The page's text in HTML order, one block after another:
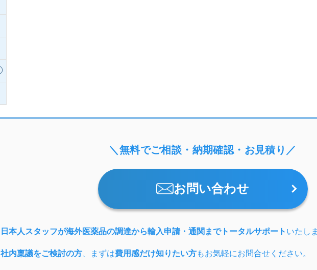
＼無料でご相談・納期確認・お見積り／
お問い合わせ
日本人スタッフが海外医薬品の調達から輸入申請・通関までトータルサポート いたし
社内稟議をご検討の方 、まずは費用感だけ知りたい方もお気軽にお問合せください。